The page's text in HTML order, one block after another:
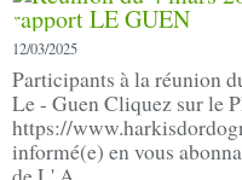
12/03/2025
Participants à la réunion
Le - Guen Cliquez sur le
https://
informé(e) en vous